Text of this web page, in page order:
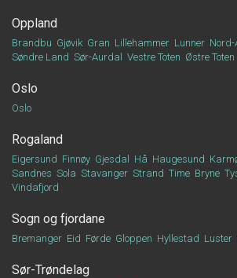
Oppland
Brandbu Gjøvik Gran Lillehammer Lunner Nord-
Søndre Land Sør-Aurdal Vestre Toten Østre Toten
Oslo
Oslo
Rogaland
Eigersund Finnøy Gjesdal Hå Haugesund
Sandnes Sola Stavanger Strand Time Bryne
Vindafjord
Sogn og fjordane
Bremanger Eid Førde Gloppen Hyllestad Luster
Sør-Trøndelag